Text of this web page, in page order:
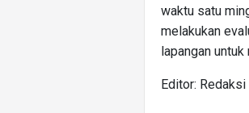
waktu satu
melakukan
lapangan
Editor: Redaksi